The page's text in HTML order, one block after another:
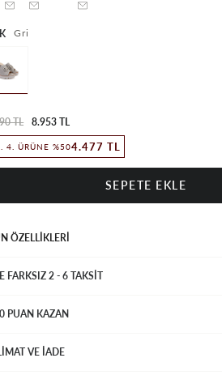
Gri
TL 8.953 TL
4. ÜRÜNE %504.477 TL
ÖZELLIKLERI
FARKSIZ 2 - 6 TAKSIT
PUAN KAZAN
VE İADE